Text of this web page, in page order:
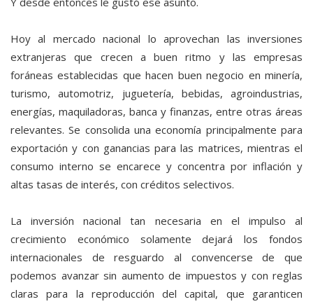
Hoy al mercado nacional lo aprovechan las inversiones
extranjeras que crecen a buen ritmo y las empresas
foráneas establecidas que hacen buen negocio en minería,
turismo, automotriz, juguetería, bebidas, agroindustrias,
energías, maquiladoras, banca y finanzas, entre otras áreas
relevantes. Se consolida una economía principalmente para
exportación y con ganancias para las matrices, mientras el
consumo interno se encarece y concentra por inflación y
altas tasas de interés, con créditos selectivos.
La inversión nacional tan necesaria en el impulso al
crecimiento económico solamente dejará los fondos
internacionales de resguardo al convencerse de que
podemos avanzar sin aumento de impuestos y con reglas
claras para la reproducción del capital, que garanticen